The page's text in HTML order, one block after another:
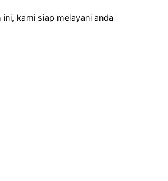
kami siap melayani anda